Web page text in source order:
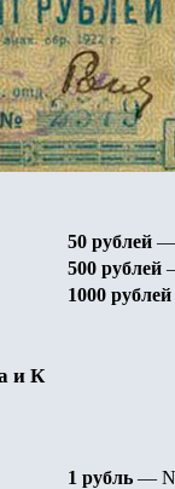
50 рублей —
500 рублей
1000 рублей
и К
1 рубль —